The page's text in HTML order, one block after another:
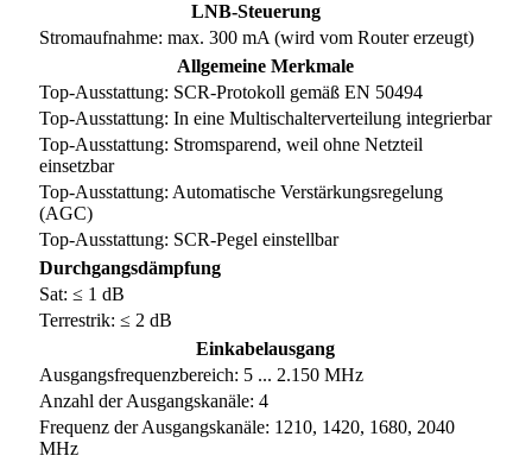
LNB-Steuerung
Stromaufnahme: max. 300 mA (wird vom Router erzeugt)
Allgemeine Merkmale
Top-Ausstattung: SCR-Protokoll gemäß EN 50494
Top-Ausstattung: In eine Multischalterverteilung integrierbar
Top-Ausstattung: Stromsparend, weil ohne Netzteil
einsetzbar
Top-Ausstattung: Automatische Verstärkungsregelung
(AGC)
Top-Ausstattung: SCR-Pegel einstellbar
Durchgangsdämpfung
Sat: ≤ 1 dB
Terrestrik: ≤ 2 dB
Einkabelausgang
Ausgangsfrequenzbereich: 5 ... 2.150 MHz
Anzahl der Ausgangskanäle: 4
Frequenz der Ausgangskanäle: 1210, 1420, 1680, 2040
MHz